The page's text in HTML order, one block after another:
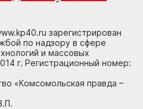
зарегистрирован
по надзору в сфере
и массовых
г. Регистрационный номер:
«Комсомольская правда –